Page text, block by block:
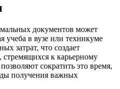
документов может
учеба в вузе или техникуме
затрат, что создает
к карьерному
сократить это время,
получения важных